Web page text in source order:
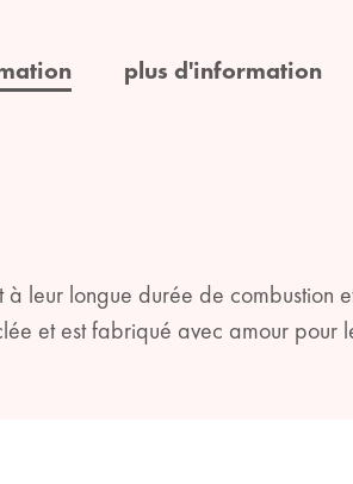
plus d'information
leur longue durée de combustion
et est fabriqué avec amour pour